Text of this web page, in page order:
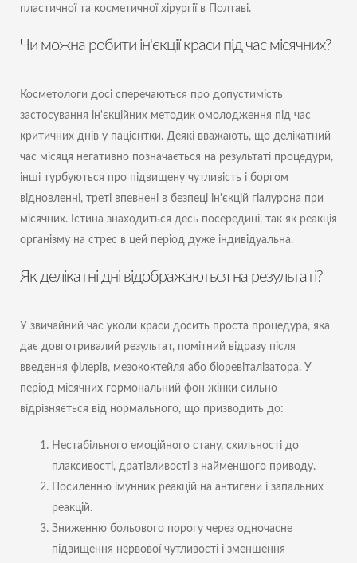
пластичної та косметичної хірургії в Полтаві.
Чи можна робити ін'єкції краси під час місячних?
Косметологи досі сперечаються про допустимість
застосування ін'єкційних методик омолодження під час
критичних днів у пацієнтки. Деякі вважають, що делікатний
час місяця негативно позначається на результаті процедури,
інші турбуються про підвищену чутливість і боргом
відновленні, треті впевнені в безпеці ін'єкцій гіалурона при
місячних. Істина знаходиться десь посередині, так як реакція
організму на стрес в цей період дуже індивідуальна.
Як делікатні дні відображаються на результаті?
У звичайний час уколи краси досить проста процедура, яка
дає довготривалий результат, помітний відразу після
введення філерів, мезококтейля або біоревіталізатора. У
період місячних гормональний фон жінки сильно
відрізняється від нормального, що призводить до:
Нестабільного емоційного стану, схильності до
плаксивості, дратівливості з найменшого приводу.
Посиленню імунних реакцій на антигени і запальних
реакцій.
Зниженню больового порогу через одночасне
підвищення нервової чутливості і зменшення